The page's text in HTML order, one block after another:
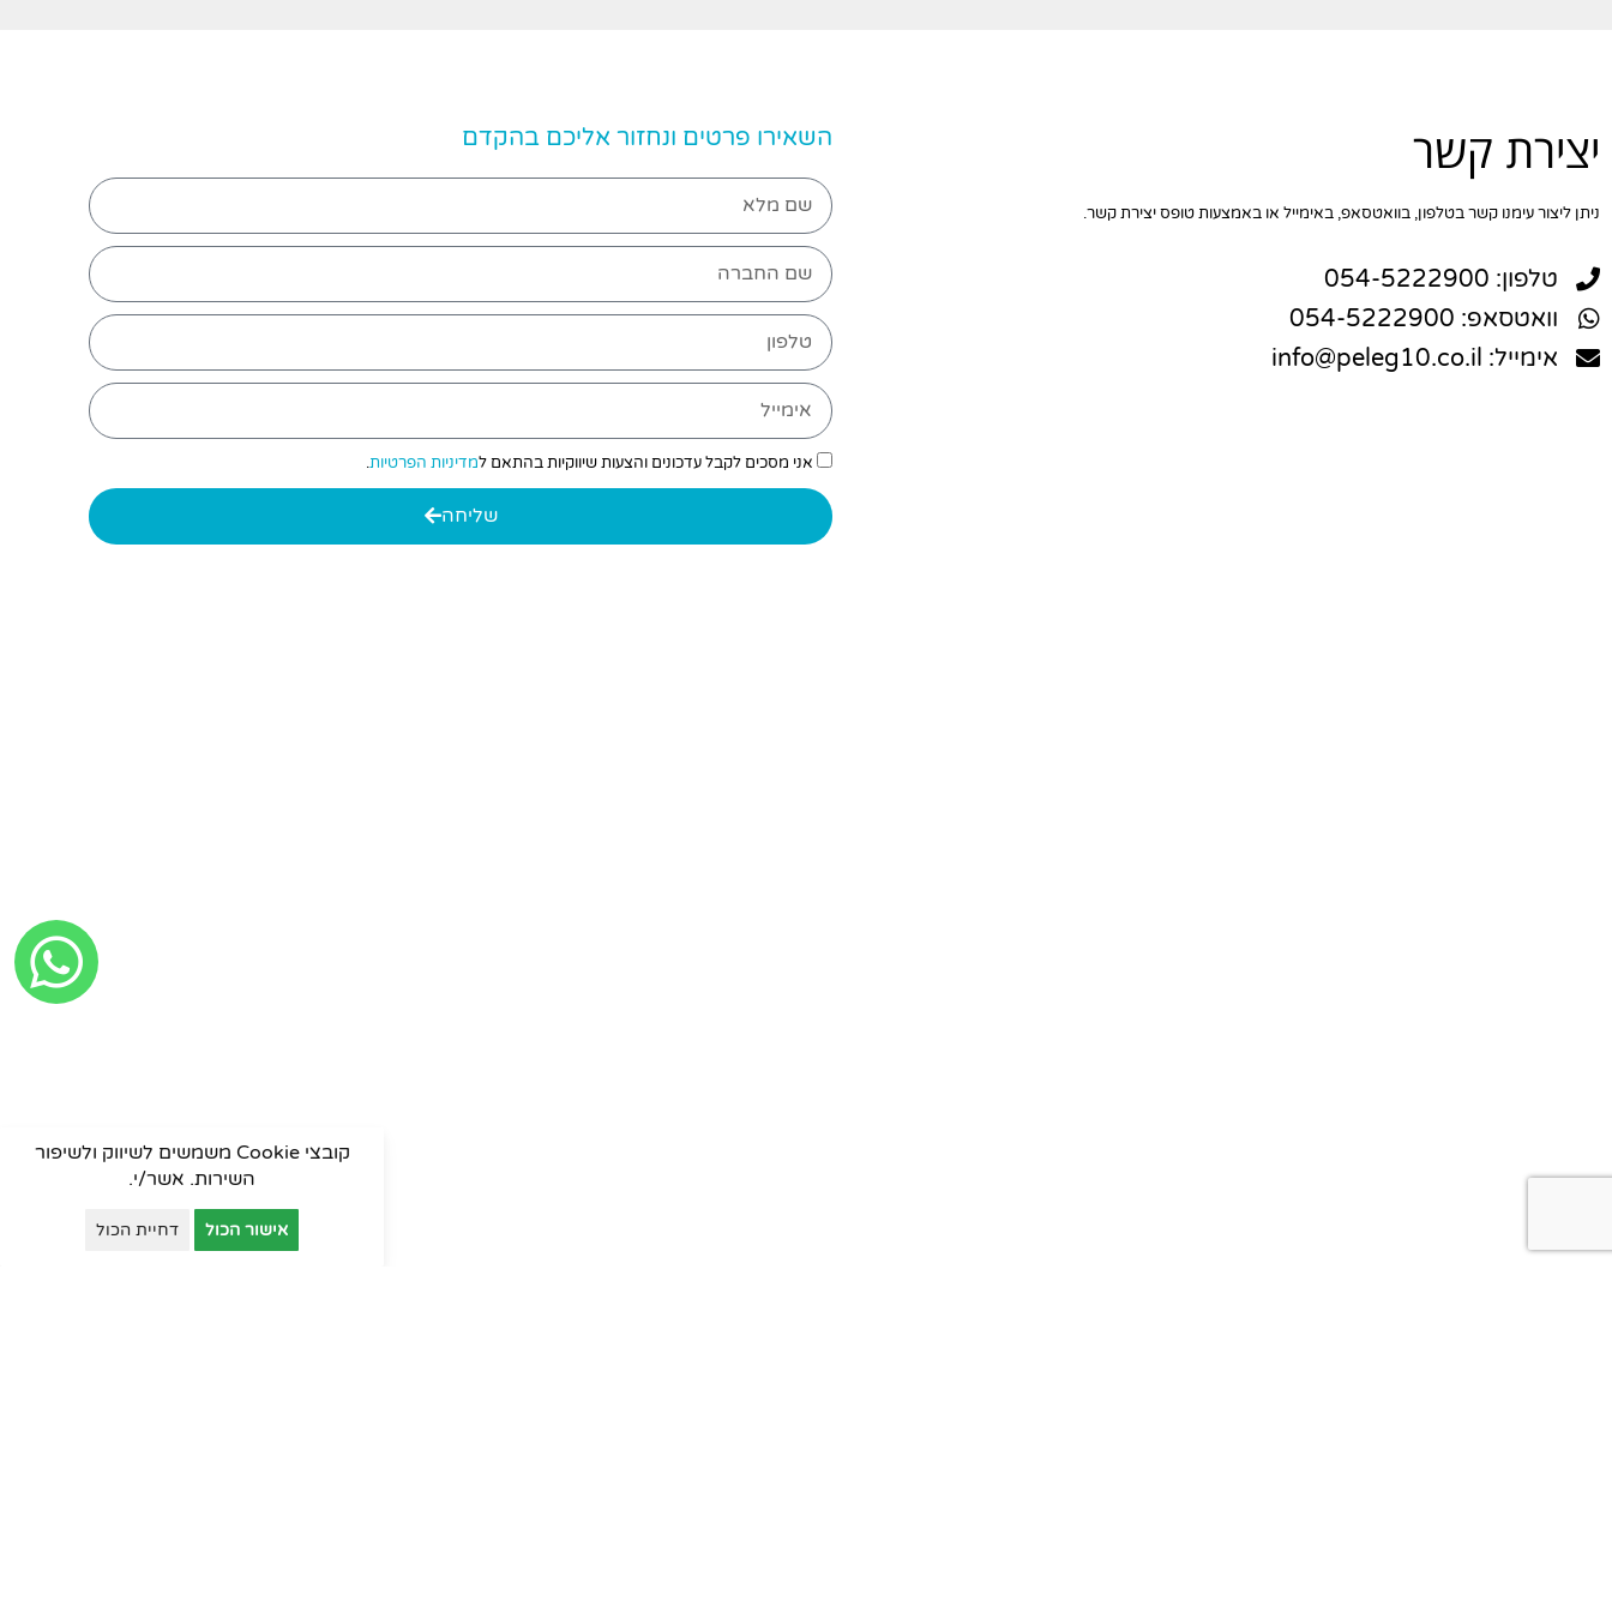
יצירת קשר
ניתן ליצור עימנו קשר בטלפון, בוואטסאפ, באימייל או באמצעות טופס יצירת קשר.
טלפון: 054-5222900
וואטסאפ: 054-5222900
אימייל: info@peleg10.co.il
השאירו פרטים ונחזור אליכם בהקדם
אני מסכים לקבל עדכונים והצעות שיווקיות בהתאם למדיניות הפרטיות.
שליחה
קובצי Cookie משמשים לשיווק ולשיפור
השירות. אשר/י.
אישור הכול דחיית הכול